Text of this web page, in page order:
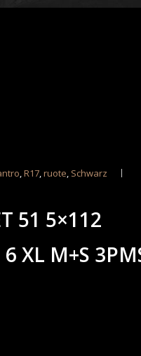
,R17,ruote, Schwarz
51 5×112
XL M+S